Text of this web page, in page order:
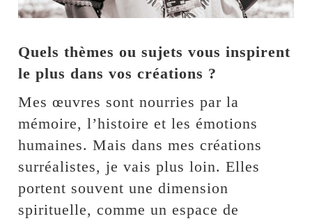
Quels thèmes ou sujets vous inspirent
le plus dans vos créations ?
Mes œuvres sont nourries par la
mémoire, l’histoire et les émotions
humaines. Mais dans mes créations
surréalistes, je vais plus loin. Elles
portent souvent une dimension
spirituelle, comme un espace de